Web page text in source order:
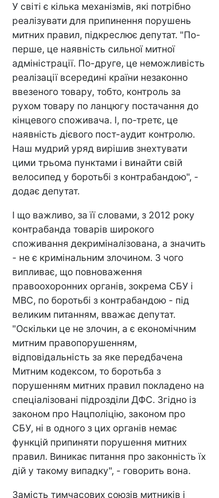
У світі є кілька механізмів, які потрібно
реалізувати для припинення порушень
митних правил, підкреслює депутат. "По-
перше, це наявність сильної митної
адміністрації. По-друге, це неможливість
реалізації всередині країни незаконно
ввезеного товару, тобто, контроль за
рухом товару по ланцюгу постачання до
кінцевого споживача. І, по-третє, це
наявність дієвого пост-аудит контролю.
Наш мудрий уряд вирішив знехтувати
цими трьома пунктами і винайти свій
велосипед у боротьбі з контрабандою", -
додає депутат.
І що важливо, за її словами, з 2012 року
контрабанда товарів широкого
споживання декриміналізована, а значить
- не є кримінальним злочином. З чого
випливає, що повноваження
правоохоронних органів, зокрема СБУ і
МВС, по боротьбі з контрабандою - під
великим питанням, вважає депутат.
"Оскільки це не злочин, а є економічним
митним правопорушенням,
відповідальність за яке передбачена
Митним кодексом, то боротьба з
порушенням митних правил покладено на
спеціалізовані підрозділи ДФС. Згідно із
законом про Нацполіцію, законом про
СБУ, ні в одного з цих органів немає
функцій припиняти порушення митних
правил. Виникає питання про законність їх
дій у такому випадку", - говорить вона.
Замість тимчасових союзів митників і